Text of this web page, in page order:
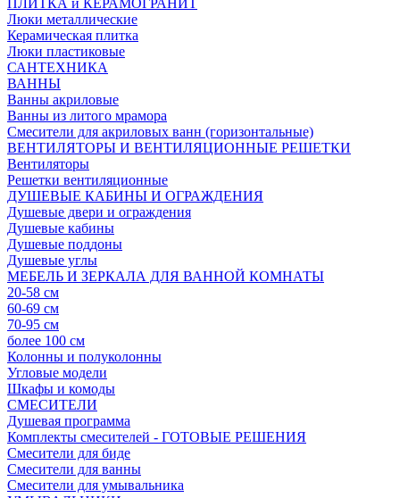
ПЛИТКА и КЕРАМОГРАНИТ
Люки металлические
Керамическая плитка
Люки пластиковые
САНТЕХНИКА
ВАННЫ
Ванны акриловые
Ванны из литого мрамора
Смесители для акриловых ванн (горизонтальные)
ВЕНТИЛЯТОРЫ И ВЕНТИЛЯЦИОННЫЕ РЕШЕТКИ
Вентиляторы
Решетки вентиляционные
ДУШЕВЫЕ КАБИНЫ И ОГРАЖДЕНИЯ
Душевые двери и ограждения
Душевые кабины
Душевые поддоны
Душевые углы
МЕБЕЛЬ И ЗЕРКАЛА ДЛЯ ВАННОЙ КОМНАТЫ
20-58 см
60-69 см
70-95 см
более 100 см
Колонны и полуколонны
Угловые модели
Шкафы и комоды
СМЕСИТЕЛИ
Душевая программа
Комплекты смесителей - ГОТОВЫЕ РЕШЕНИЯ
Смесители для биде
Смесители для ванны
Смесители для умывальника